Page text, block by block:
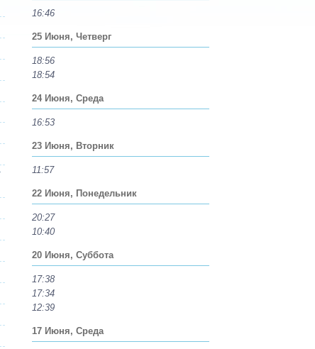
16:46
25 Июня, Четверг
18:56
18:54
24 Июня, Среда
16:53
23 Июня, Вторник
11:57
22 Июня, Понедельник
20:27
10:40
20 Июня, Суббота
17:38
17:34
12:39
17 Июня, Среда